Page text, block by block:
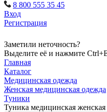
8 800 555 35 45
Вход
Регистрация
Заметили неточность?
Выделите её и нажмите
Главная
Каталог
Медицинская одежда
Женская медицинская одежда
Туники
Туника медицинская